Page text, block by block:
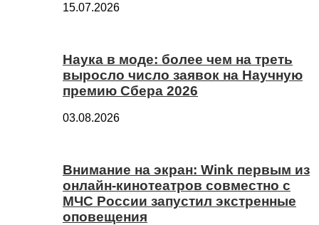
15.07.2026
Наука в моде: более чем на треть
выросло число заявок на Научную
премию Сбера 2026
03.08.2026
Внимание на экран: Wink первым из
онлайн-кинотеатров совместно с
МЧС России запустил экстренные
оповещения